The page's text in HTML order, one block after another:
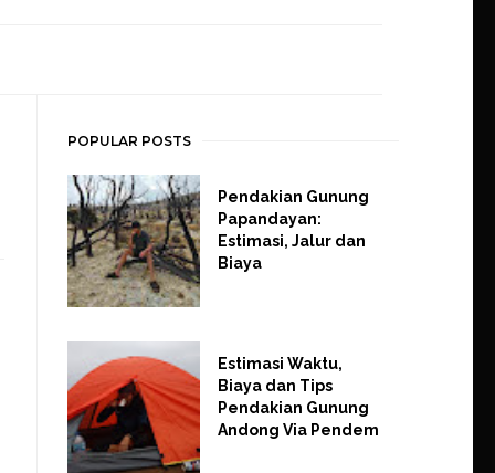
POPULAR POSTS
Pendakian Gunung
Papandayan:
Estimasi, Jalur dan
Biaya
Estimasi Waktu,
Biaya dan Tips
Pendakian Gunung
Andong Via Pendem